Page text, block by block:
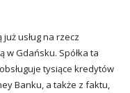
usług na rzecz
w Gdańsku. Spółka ta
tysiące kredytów
Banku, a także z faktu,